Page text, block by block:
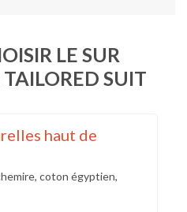
LE SUR
SUIT
haut de
coton égyptien,